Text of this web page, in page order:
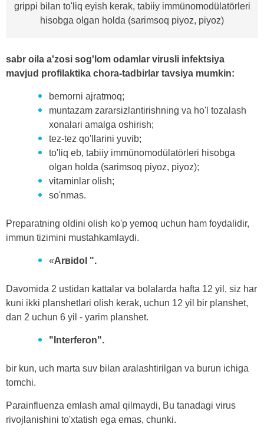
grippi bilan to'liq eyish kerak, tabiiy immünomodülatörleri
hisobga olgan holda (sarimsoq piyoz, piyoz)
sabr oila a'zosi sog'lom odamlar virusli infektsiya
mavjud profilaktika chora-tadbirlar tavsiya mumkin:
bemorni ajratmoq;
muntazam zararsizlantirishning va ho'l tozalash
xonalari amalga oshirish;
tez-tez qo'llarini yuvib;
to'liq eb, tabiiy immünomodülatörleri hisobga
olgan holda (sarimsoq piyoz, piyoz);
vitaminlar olish;
so'nmas.
Preparatning oldini olish ko'p yemoq uchun ham foydalidir,
immun tizimini mustahkamlaydi.
«Arʙidol ".
Davomida 2 ustidan kattalar va bolalarda hafta 12 yil, siz har
kuni ikki planshetlari olish kerak, uchun 12 yil bir planshet,
dan 2 uchun 6 yil - yarim planshet.
"Interferon".
bir kun, uch marta suv bilan aralashtirilgan va burun ichiga
tomchi.
Parainfluenza emlash amal qilmaydi, Bu tanadagi virus
rivojlanishini to'xtatish ega emas, chunki.